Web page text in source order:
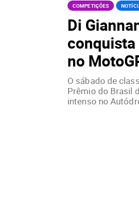
COMPETIÇÕES
Di
no
O sábado de
Prêmio do Brasil
intenso no